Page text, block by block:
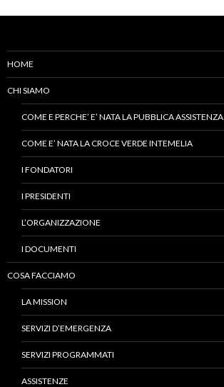
HOME
CHI SIAMO
COME E PERCHE’ E’ NATA LA PUBBLICA ASSISTENZA
COME E’ NATA LA CROCE VERDE INTEMELIA
I FONDATORI
I PRESIDENTI
L’ORGANIZZAZIONE
I DOCUMENTI
COSA FACCIAMO
LA MISSION
SERVIZI D’EMERGENZA
SERVIZI PROGRAMMATI
ASSISTENZE